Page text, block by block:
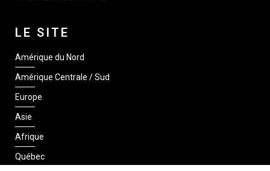
LE SITE
Amérique du Nord
Amérique Centrale / Sud
Europe
Asie
Afrique
Québec